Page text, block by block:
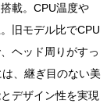
載。CPU温度や
旧モデル比でCPU
ヘッド周りがすっ
、継ぎ目のない美
デザイン性を実現